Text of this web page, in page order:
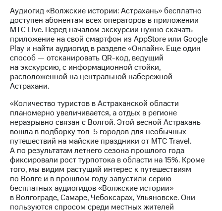
акционера
Акционерный
капитал
Контроль
и
аудит
Рынок
акций
Программа
приобретения
Порядок
выкупа
акций
Дивиденды
Рынок
облигаций
Описание
Еврооблигации-2023
Аудиогид «Волжские истории: Астрахань» бесплатно
доступен абонентам всех операторов в приложении
МТС Live. Перед началом экскурсии нужно скачать
приложение на свой смартфон из AppStore или Google
Play и найти аудиогид в разделе «Онлайн». Еще один
способ — отсканировать QR-код, ведущий
на экскурсию, с информационной стойки,
расположенной на центральной набережной
Астрахани.
«Количество туристов в Астраханской области
планомерно увеличивается, а отдых в регионе
неразрывно связан с Волгой. Этой весной Астрахань
вошла в подборку топ-5 городов для необычных
путешествий на майские праздники от МТС Travel.
А по результатам летнего сезона прошлого года
фиксировали рост турпотока в области на 15%. Кроме
того, мы видим растущий интерес к путешествиям
по Волге и в прошлом году запустили серию
бесплатных аудиогидов «Волжские истории»
в Волгограде, Самаре, Чебоксарах, Ульяновске. Они
пользуются спросом среди местных жителей